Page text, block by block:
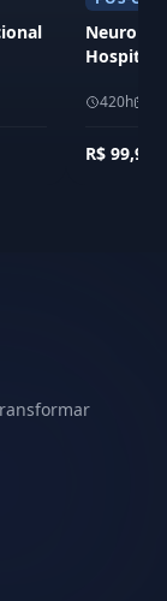
420h
R$ 99,90